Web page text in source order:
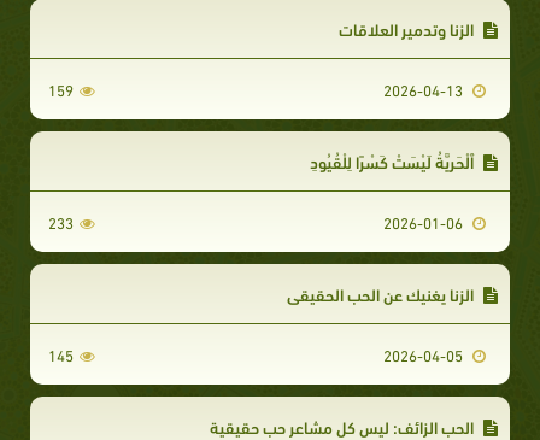
الزنا وتدمير العلاقات
159
ٱلْحَرِيَّةُ لَيْسَتْ كَسْرًا لِلْقُيُودِ
233
الزنا يغنيك عن الحب الحقيقي
145
الحب الزائف: ليس كل مشاعر حب حقيقية